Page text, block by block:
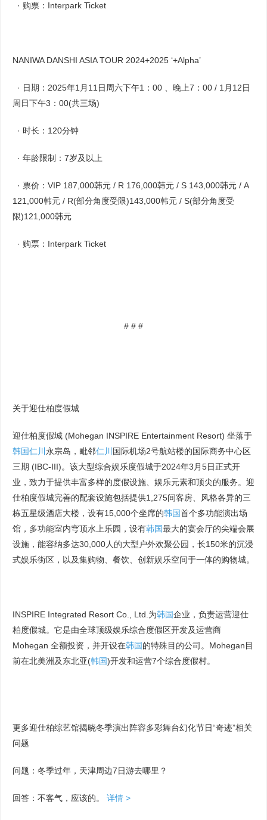
· 购票：Interpark Ticket
NANIWA DANSHI ASIA TOUR 2024+2025 ‘+Alpha’
· 日期：2025年1月11日周六下午1：00 、晚上7：00 / 1月12日
周日下午3：00(共三场)
· 时长：120分钟
· 年龄限制：7岁及以上
· 票价：VIP 187,000韩元 / R 176,000韩元 / S 143,000韩元 / A
121,000韩元 / R(部分角度受限)143,000韩元 / S(部分角度受
限)121,000韩元
· 购票：Interpark Ticket
# # #
关于迎仕柏度假城
迎仕柏度假城 (Mohegan INSPIRE Entertainment Resort) 坐落于
韩国仁川 永宗岛，毗邻仁川 国际机场2号航站楼的国际商务中心区
三期 (IBC-III)。该大型综合娱乐度假城于2024年3月5日正式开
业，致力于提供丰富多样的度假设施、娱乐元素和顶尖的服务。迎
仕柏度假城完善的配套设施包括提供1,275间客房、风格各异的三
栋五星级酒店大楼，设有15,000个坐席的韩国首个多功能演出场
馆，多功能室内穹顶水上乐园，设有韩国最大的宴会厅的尖端会展
设施，能容纳多达30,000人的大型户外欢聚公园，长150米的沉浸
式娱乐街区，以及集购物、餐饮、创新娱乐空间于一体的购物城。
INSPIRE Integrated Resort Co., Ltd.为韩国企业，负责运营迎仕
柏度假城。它是由全球顶级娱乐综合度假区开发及运营商
Mohegan 全额投资，并开设在韩国的特殊目的公司。Mohegan目
前在北美洲及东北亚(韩国)开发和运营7个综合度假村。
更多迎仕柏综艺馆揭晓冬季演出阵容多彩舞台幻化节日“奇迹”相关
问题
问题：冬季过年，天津周边7日游去哪里？
回答：不客气，应该的。 详情 >